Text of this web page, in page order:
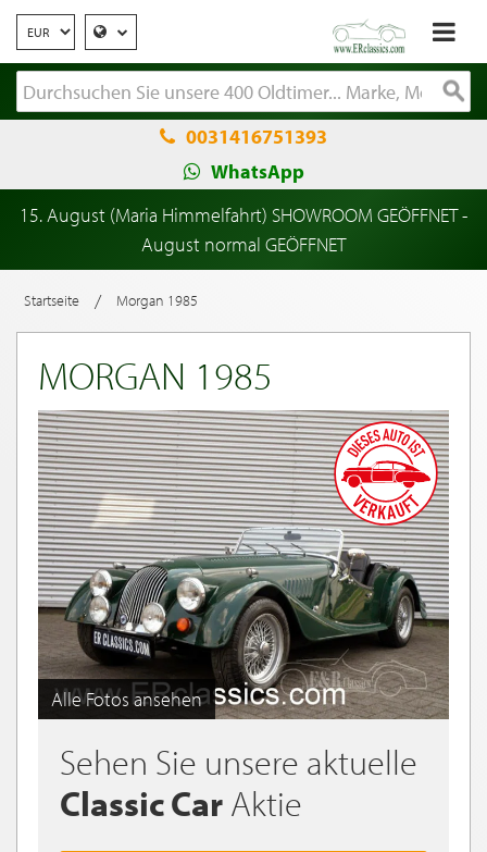
0031416751393
WhatsApp
15. August (Maria Himmelfahrt) SHOWROOM GEÖFFNET -
August normal GEÖFFNET
Startseite / Morgan 1985
MORGAN 1985
Alle Fotos ansehen
Sehen Sie unsere aktuelle
Classic Car Aktie